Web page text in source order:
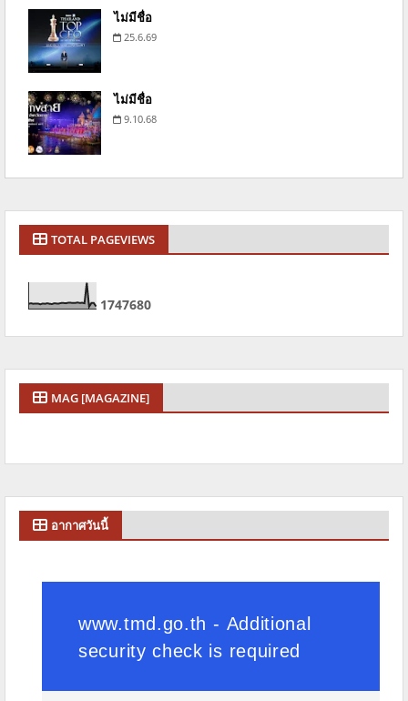
ไม่มีชื่อ
25.6.69
ไม่มีชื่อ
9.10.68
TOTAL PAGEVIEWS
1747680
MAG [MAGAZINE]
อากาศวันนี้